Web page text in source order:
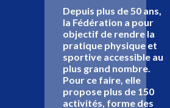
Depuis plus de 50 ans,
la Fédération a pour
objectif de rendre la
pratique physique et
sportive accessible au
plus grand nombre.
Pour ce faire, elle
propose plus de 150
activités, forme des